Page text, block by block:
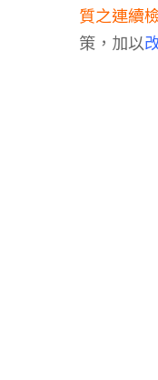
質之連續
策，加以